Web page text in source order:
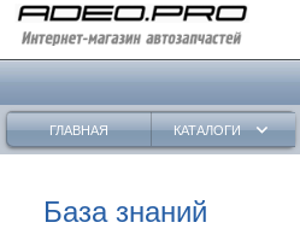
ГЛАВНАЯ КАТАЛОГИ keyboard_arrow_down
База знаний